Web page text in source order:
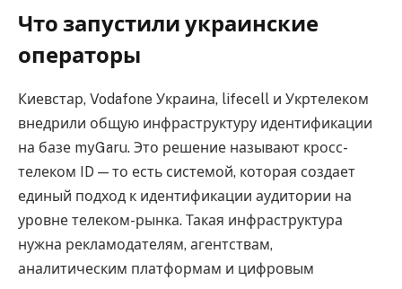
Что запустили украинские
операторы
Киевстар, Vodafone Украина, lifecell и Укртелеком
внедрили общую инфраструктуру идентификации
на базе myGaru. Это решение называют кросс-
телеком ID — то есть системой, которая создает
единый подход к идентификации аудитории на
уровне телеком-рынка. Такая инфраструктура
нужна рекламодателям, агентствам,
аналитическим платформам и цифровым